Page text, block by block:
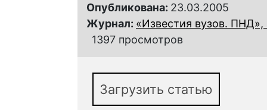
Опубликована: 23.03.2005
Журнал: «Известия вузов.
1397 просмотров
Загрузить статью